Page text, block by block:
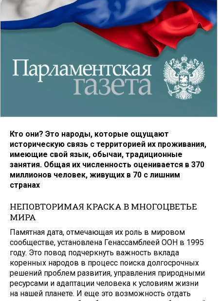
Кто они? Это народы, которые ощущают
историческую связь с территорией их проживания,
имеющие свой язык, обычаи, традиционные
занятия. Общая их численность оценивается в 370
миллионов человек, живущих в 70 с лишним
странах
НЕПОВТОРИМАЯ КРАСКА В МНОГОЦВЕТЬЕ
МИРА
Памятная дата, отмечающая их роль в мировом
сообществе, уста­новлена Генассамблеей ООН в 1995
году. Это повод подчеркнуть важ­ность вклада
коренных народов в процесс поиска долгосрочных
ре­шений проблем развития, управле­ния природными
ресурсами и адап­тации человека к условиям жизни
на нашей планете. И еще это воз­можность отдать